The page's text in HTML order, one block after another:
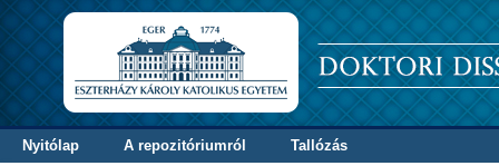
Nyitólap A repozitóriumról Tallózás